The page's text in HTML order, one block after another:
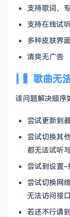
支持歌词，
支持在线试听
多种皮肤界
清爽无广告
▍歌曲无
该问题解决顺序
尝试更新到
尝试切换其
都无法试听
尝试到设置-
尝试切换网
无法访问接
若还不行请